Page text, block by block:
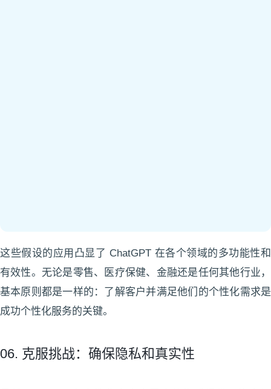
这些假设的应用凸显了 ChatGPT 在各个领域的多功能性和
有效性。无论是零售、医疗保健、金融还是任何其他行业，
基本原则都是一样的：了解客户并满足他们的个性化需求是
成功个性化服务的关键。
06. 克服挑战：确保隐私和真实性